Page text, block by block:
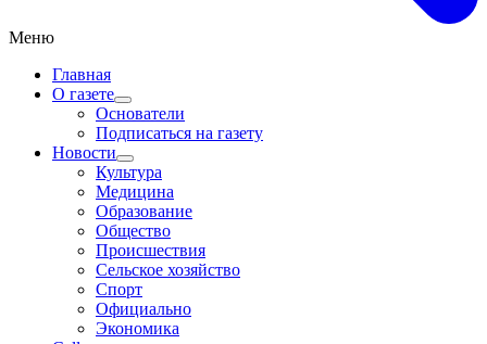
Меню
Главная
О газете
Основатели
Подписаться на газету
Новости
Культура
Медицина
Образование
Общество
Происшествия
Сельское хозяйство
Спорт
Официально
Экономика